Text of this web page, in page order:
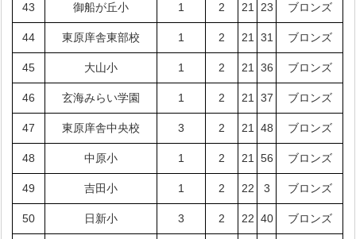
43 御船が丘小 1 2 21 23 ブロンズ
44 東原庠舎東部校 1 2 21 31 ブロンズ
45 大山小 1 2 21 36 ブロンズ
46 玄海みらい学園 1 2 21 37 ブロンズ
47 東原庠舎中央校 3 2 21 48 ブロンズ
48 中原小 1 2 21 56 ブロンズ
49 吉田小 1 2 22 3 ブロンズ
50 日新小 3 2 22 40 ブロンズ